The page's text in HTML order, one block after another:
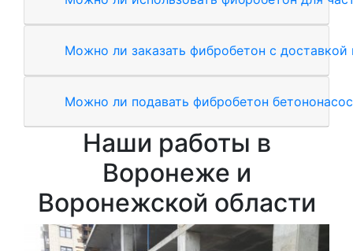
Можно ли заказать фибробетон с
Можно ли подавать фибробетон
Наши работы в
Воронеже и
Воронежской области